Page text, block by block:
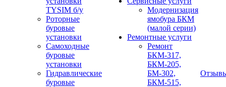
TYSIM б/у
Роторные
буровые
установки
Самоходные
буровые
установки
Гидравлические
буровые
Модернизация
ямобура БКМ
(малой серии)
Ремонтные услуги
Ремонт
БКМ-317,
БКМ-205,
БМ-302,
БКМ-515,